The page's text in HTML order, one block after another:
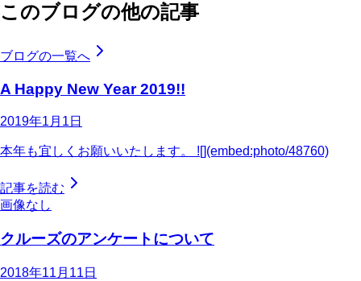
このブログの他の記事
ブログの一覧へ
A Happy New Year 2019!!
2019年1月1日
本年も宜しくお願いいたします。 ![](embed:photo/48760)
記事を読む
画像なし
クルーズのアンケートについて
2018年11月11日